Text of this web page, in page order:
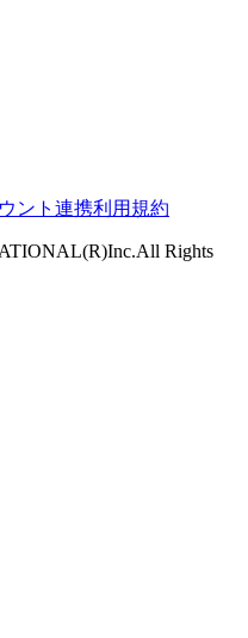
ント連携利用規約
Rights